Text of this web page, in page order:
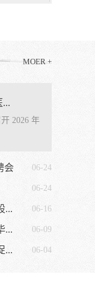
MOER +
2026 年
会 06-24
06-24
... 06-16
... 06-09
... 06-04